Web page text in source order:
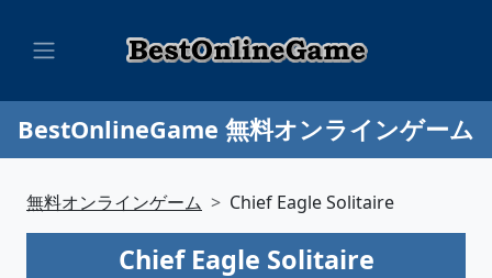
BestOnlineGame 無料オンラインゲーム
無料オンラインゲーム Chief Eagle Solitaire
Chief Eagle Solitaire